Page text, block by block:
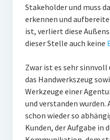
Stakeholder und muss
erkennen und
ist, verliert diese
dieser Stelle auch keine
Zwar ist es sehr
das Handwerkszeug
Werkzeuge einer
und verstanden
schon wieder so
Kunden, der Aufgabe in